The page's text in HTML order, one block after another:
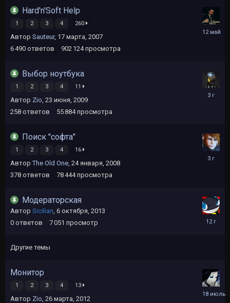
Hard'n'Soft Help
1 2 3 4 260
Автор Sauteur, 17 марта, 2007
6 490 ответов 902 124 просмотра
12
Выбор ноутбука
1 2 3 4 11
Автор Zio, 23 июня, 2009
258 ответов 55 884 просмотра
19
Поиск "софта"
1 2 3 4 16
АвторThe Old One, 24 января, 2008
378 ответов 78 444 просмотра
21
Модераторская
Автор Sicilian, 6 октября, 2013
0 ответов 7 051 просмотр
Другие темы
Монитор
1 2 3 4 13
Автор Zio, 26 марта, 2012
18